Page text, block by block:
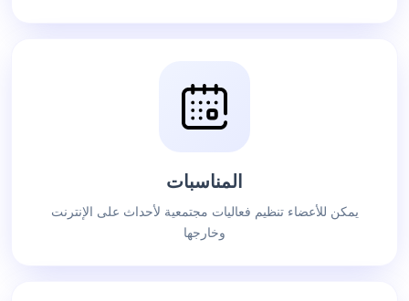
المناسبات
يمكن للأعضاء تنظيم فعاليات مجتمعية لأحداث على الإنترنت
وخارجها